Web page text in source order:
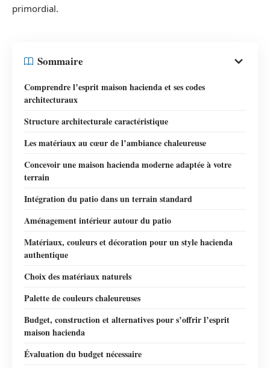
primordial.
Sommaire
Comprendre l’esprit maison hacienda et ses codes
architecturaux
Structure architecturale caractéristique
Les matériaux au cœur de l’ambiance chaleureuse
Concevoir une maison hacienda moderne adaptée à votre
terrain
Intégration du patio dans un terrain standard
Aménagement intérieur autour du patio
Matériaux, couleurs et décoration pour un style hacienda
authentique
Choix des matériaux naturels
Palette de couleurs chaleureuses
Budget, construction et alternatives pour s’offrir l’esprit
maison hacienda
Évaluation du budget nécessaire